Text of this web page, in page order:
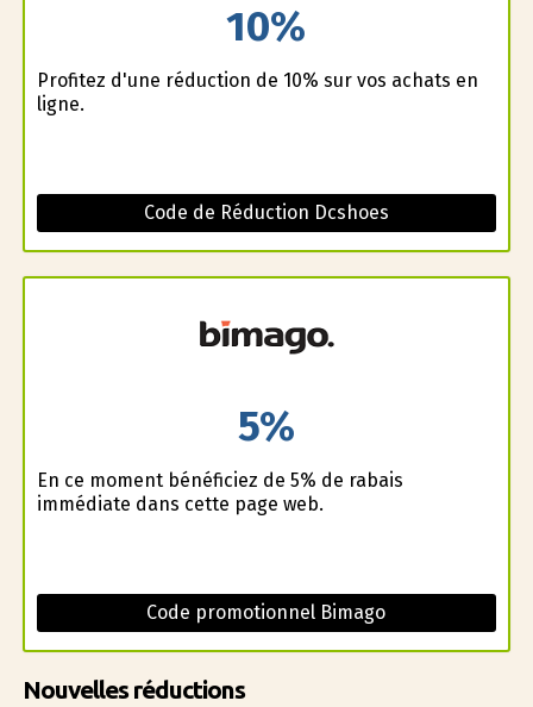
10%
Profitez d'une réduction de 10% sur vos achats en
ligne.
Code de Réduction Dcshoes
5%
En ce moment bénéficiez de 5% de rabais
immédiate dans cette page web.
Code promotionnel Bimago
Nouvelles réductions